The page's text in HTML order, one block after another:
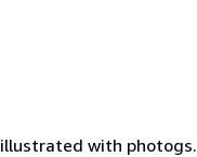
with photogs.